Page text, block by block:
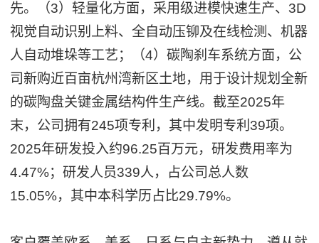
先。（3）轻量化方面，采用级进模快速生产、3D
视觉自动识别上料、全自动压铆及在线检测、机器
人自动堆垛等工艺；（4）碳陶刹车系统方面，公
司新购近百亩杭州湾新区土地，用于设计规划全新
的碳陶盘关键金属结构件生产线。截至2025年
末，公司拥有245项专利，其中发明专利39项。
2025年研发投入约96.25百万元，研发费用率为
4.47%；研发人员339人，占公司总人数
15.05%，其中本科学历占比29.79%。